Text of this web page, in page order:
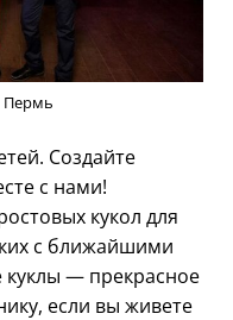
Пермь
Создайте
с нами!
кукол для
с ближайшими
— прекрасное
если вы живете